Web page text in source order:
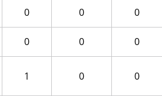
0 0 0
0 0 0
1 0 0